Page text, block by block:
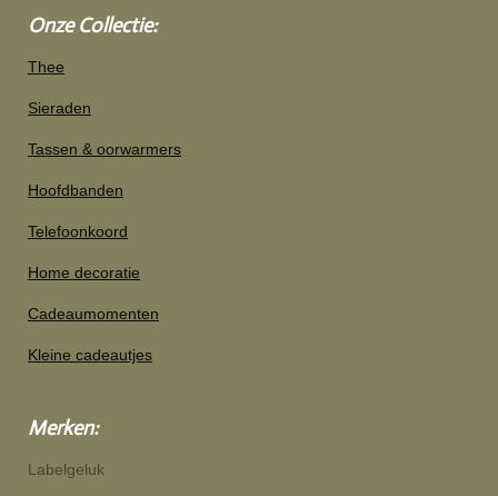
Onze Collectie:
Thee
Sieraden
Tassen & oorwarmers
Hoofdbanden
Telefoonkoord
Home decoratie
Cadeaumomenten
Kleine cadeautjes
Merken:
Labelgeluk